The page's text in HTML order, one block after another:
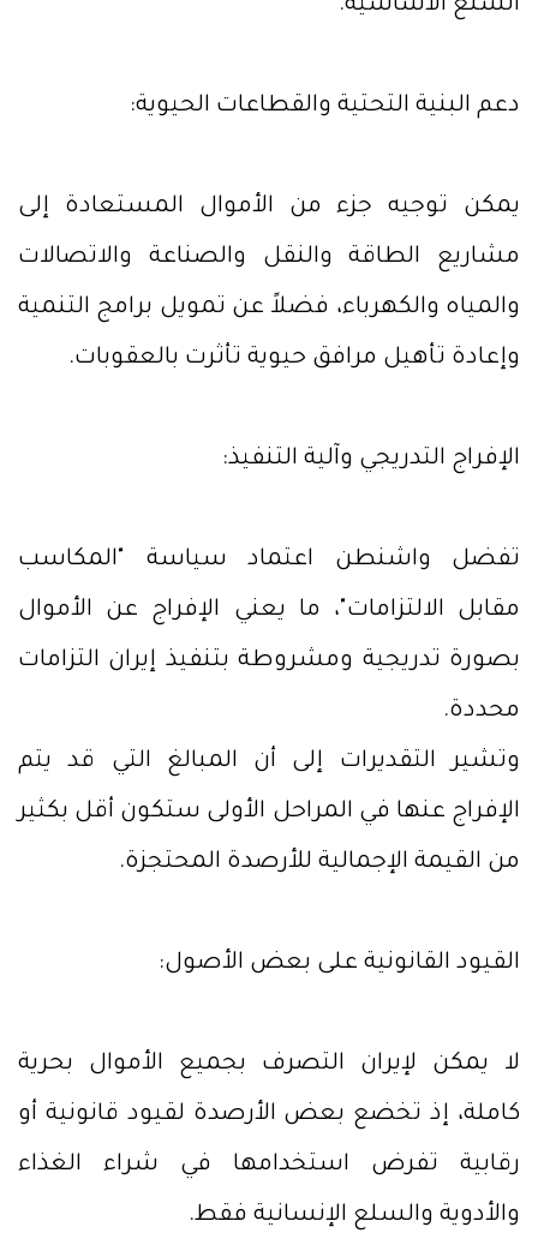
السلع الأساسية.
دعم البنية التحتية والقطاعات الحيوية:
يمكن توجيه جزء من الأموال المستعادة إلى
مشاريع الطاقة والنقل والصناعة والاتصالات
والمياه والكهرباء، فضلاً عن تمويل برامج التنمية
وإعادة تأهيل مرافق حيوية تأثرت بالعقوبات.
الإفراج التدريجي وآلية التنفيذ:
تفضل واشنطن اعتماد سياسة "المكاسب
مقابل الالتزامات"، ما يعني الإفراج عن الأموال
بصورة تدريجية ومشروطة بتنفيذ إيران التزامات
محددة.
وتشير التقديرات إلى أن المبالغ التي قد يتم
الإفراج عنها في المراحل الأولى ستكون أقل بكثير
من القيمة الإجمالية للأرصدة المحتجزة.
القيود القانونية على بعض الأصول:
لا يمكن لإيران التصرف بجميع الأموال بحرية
كاملة، إذ تخضع بعض الأرصدة لقيود قانونية أو
رقابية تفرض استخدامها في شراء الغذاء
والأدوية والسلع الإنسانية فقط.